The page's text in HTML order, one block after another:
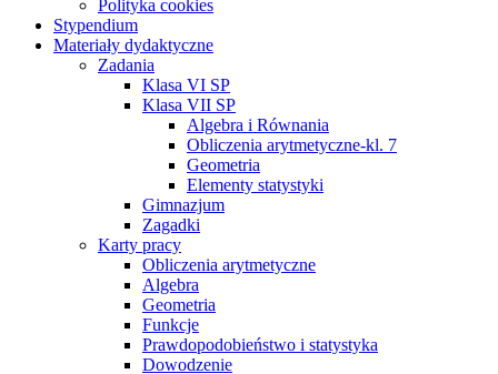
Polityka cookies
Stypendium
Materiały dydaktyczne
Zadania
Klasa VI SP
Klasa VII SP
Algebra i Równania
Obliczenia arytmetyczne-kl. 7
Geometria
Elementy statystyki
Gimnazjum
Zagadki
Karty pracy
Obliczenia arytmetyczne
Algebra
Geometria
Funkcje
Prawdopodobieństwo i statystyka
Dowodzenie